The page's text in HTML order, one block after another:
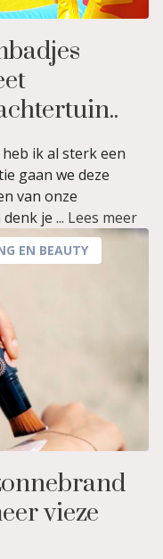
ik al sterk een
gaan we deze
van onze
je ... Lees meer
EN BEAUTY
vieze